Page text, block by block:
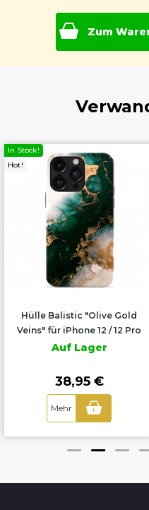
Zum
Hot!
In Stock!
Hülle Balistic "Olive Gold
Veins" für iPhone 12 / 12 Pro
Auf Lager
38,95 €
Mehr +